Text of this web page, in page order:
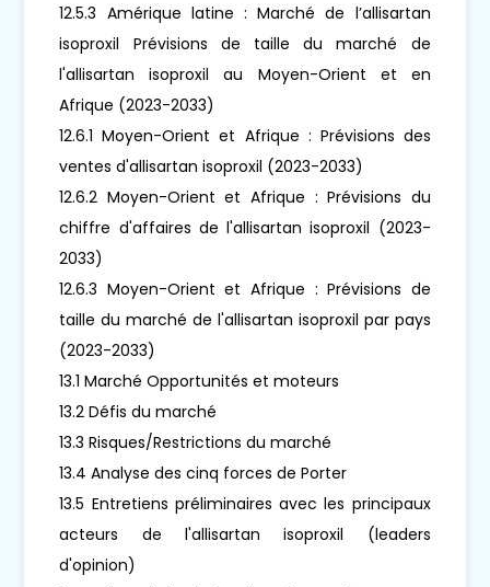
12.5.3 Amérique latine : Marché de l’allisartan
isoproxil Prévisions de taille du marché de
l'allisartan isoproxil au Moyen-Orient et en
Afrique (2023-2033)
12.6.1 Moyen-Orient et Afrique : Prévisions des
ventes d'allisartan isoproxil (2023-2033)
12.6.2 Moyen-Orient et Afrique : Prévisions du
chiffre d'affaires de l'allisartan isoproxil (2023-
2033)
12.6.3 Moyen-Orient et Afrique : Prévisions de
taille du marché de l'allisartan isoproxil par pays
(2023-2033)
13.1 Marché Opportunités et moteurs
13.2 Défis du marché
13.3 Risques/Restrictions du marché
13.4 Analyse des cinq forces de Porter
13.5 Entretiens préliminaires avec les principaux
acteurs de l'allisartan isoproxil (leaders
d'opinion)